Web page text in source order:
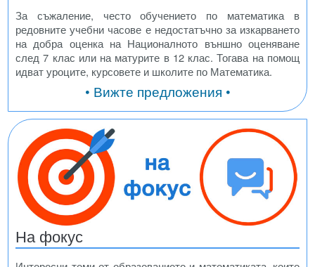
За съжаление, често обучението по математика в
редовните учебни часове е недостатъчно за изкарването
на добра оценка на Националното външно оценяване
след 7 клас или на матурите в 12 клас. Тогава на помощ
идват уроците, курсовете и школите по Математика.
• Вижте предложения •
На фокус